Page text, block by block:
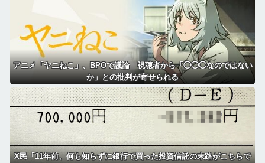
アニメ「ヤニねこ」、BPOで議論 視聴者から「◯◯◯なのではない
か」との批判が寄せられる
X民「11年前、何も知らずに銀行で買った投資信託の末路がこちらで